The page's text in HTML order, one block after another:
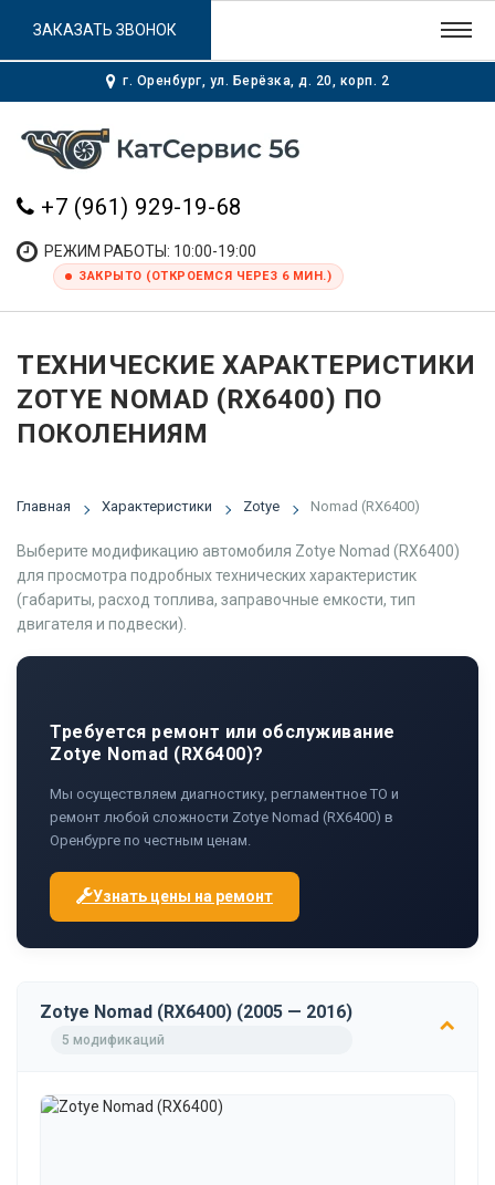
г. Оренбург, ул. Берёзка, д. 20, корп. 2
+7 (961) 929-19-68
РЕЖИМ РАБОТЫ: 10:00-19:00
ЗАКРЫТО (ОТКРОЕМСЯ ЧЕРЕЗ 6 МИН.)
ЗАКАЗАТЬ ЗВОНОК
ТЕХНИЧЕСКИЕ ХАРАКТЕРИСТИКИ
ZOTYE NOMAD (RX6400) ПО
ПОКОЛЕНИЯМ
Главная Характеристики Zotye Nomad (RX6400)
Выберите модификацию автомобиля Zotye Nomad (RX6400)
для просмотра подробных технических характеристик
(габариты, расход топлива, заправочные емкости, тип
двигателя и подвески).
Требуется ремонт или обслуживание
Zotye Nomad (RX6400)?
Мы осуществляем диагностику, регламентное ТО и
ремонт любой сложности Zotye Nomad (RX6400) в
Оренбурге по честным ценам.
Узнать цены на ремонт
Zotye Nomad (RX6400) (2005 — 2016)
5 модификаций